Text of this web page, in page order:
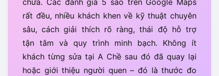
chữa. Các đánh giá 5 sao trên Google Maps
rất đều, nhiều khách khen về kỹ thuật chuyên
sâu, cách giải thích rõ ràng, thái độ hỗ trợ
tận tâm và quy trình minh bạch. Không ít
khách từng sửa tại A Chề sau đó đã quay lại
hoặc giới thiệu người quen – đó là thước đo